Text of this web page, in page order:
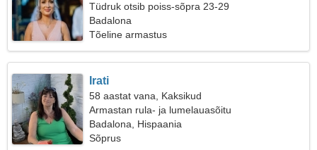
Tüdruk otsib poiss-sõpra 23-29
Badalona
Tõeline armastus
Irati
58 aastat vana, Kaksikud
Armastan rula- ja lumelauasõitu
Badalona, Hispaania
Sõprus